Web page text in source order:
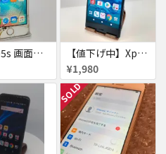
iPhone5s 画面割れ
【値下げ中】XperiaXZ
¥1,980
SOLD